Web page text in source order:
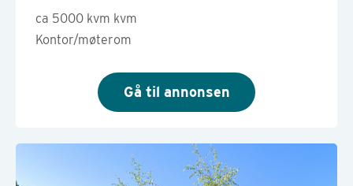
ca 5000 kvm kvm
Kontor/møterom
Gå til annonsen